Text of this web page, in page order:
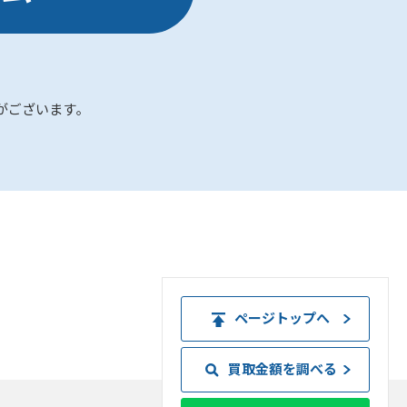
ございます｡
ページトップへ
買取金額を調べる